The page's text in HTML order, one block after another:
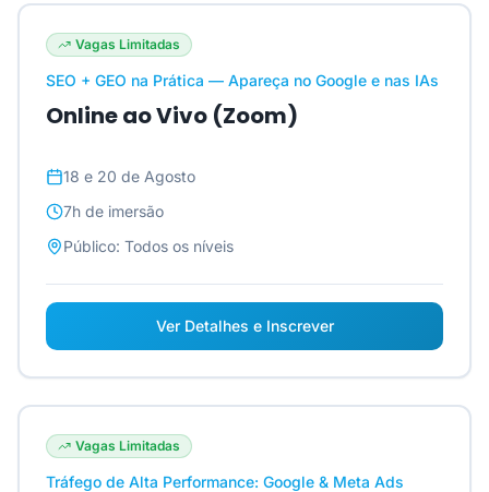
Vagas Limitadas
SEO + GEO na Prática — Apareça no Google e nas IAs
Online ao Vivo (Zoom)
18 e 20 de Agosto
7h de imersão
Público: Todos os níveis
Ver Detalhes e Inscrever
Vagas Limitadas
Tráfego de Alta Performance: Google & Meta Ads